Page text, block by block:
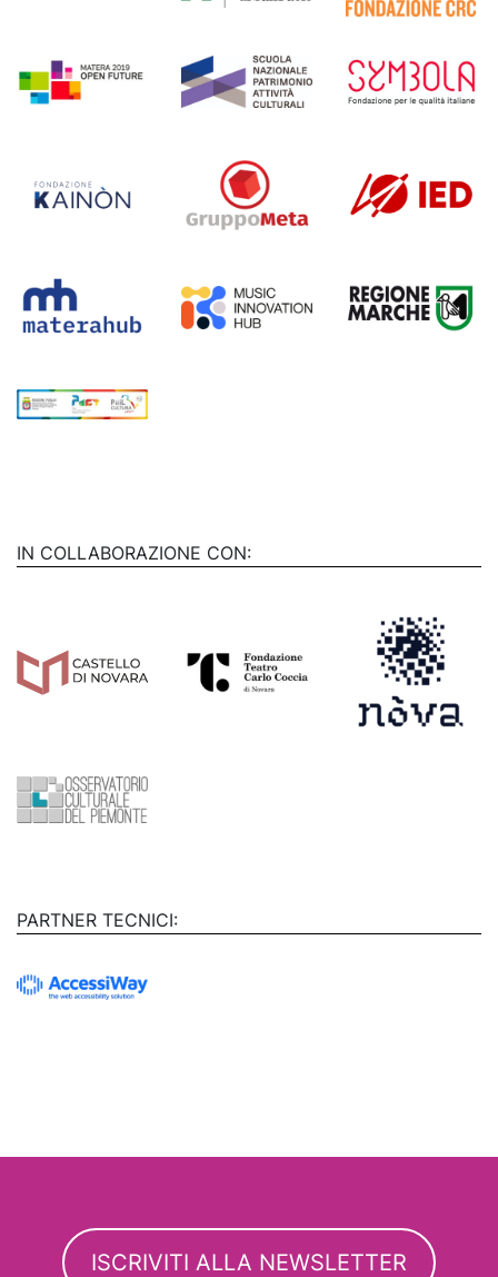
IN COLLABORAZIONE CON:
PARTNER TECNICI:
ISCRIVITI ALLA NEWSLETTER